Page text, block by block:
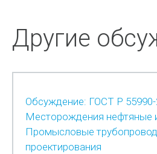
Другие
Обсуждение: ГОСТ Р 55990-
Месторождения нефтяные
Промысловые
проектирования